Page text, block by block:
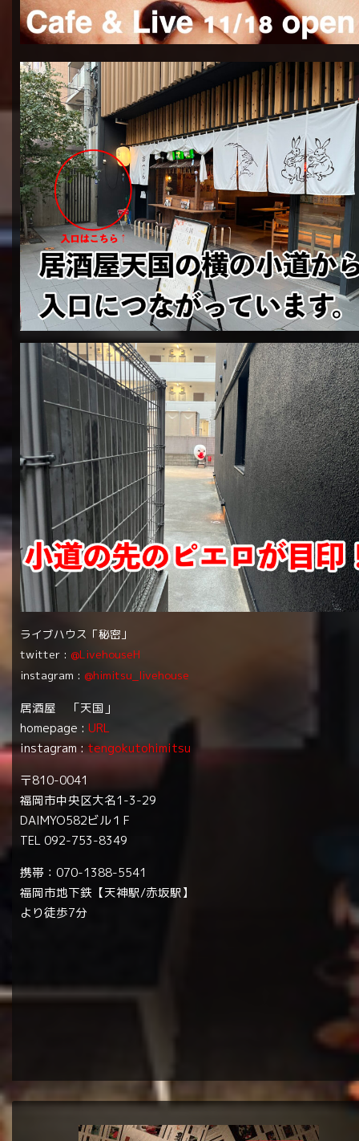
ライブハウス「秘密」
twitter : @LivehouseH
instagram : @himitsu_livehouse
居酒屋 「天国」
homepage : URL
instagram :tengokutohimitsu
〒810-0041
福岡市中央区大名1-3-29
DAIMYO582ビル１F
TEL 092-753-8349
携帯：070-1388-5541
福岡市地下鉄【天神駅/赤坂駅】
より徒歩7分